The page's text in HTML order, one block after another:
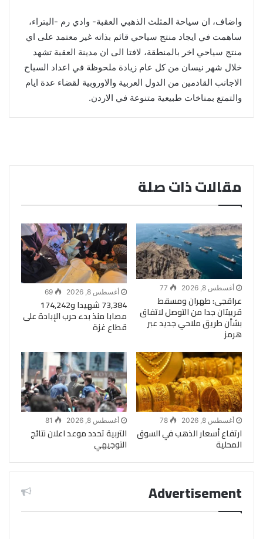
واضاف، ان سياحة المثلث الذهبي العقبة- وادي رم -البتراء،
ساهمت في ايجاد منتج سياحي قائم بذاته غير معتمد على اي
منتج سياحي اخر بالمنطقة، لافتا الى ان مدينة العقبة تشهد
خلال شهر نيسان من كل عام زيادة ملحوظة في اعداد السياح
الاجانب القادمين من الدول العربية والاوروبية لقضاء عدة ايام
والتمتع بمناخات طبيعية متنوعة في الاردن.
مقالات ذات صلة
أغسطس 8, 2026 77
عراقجى: طهران ومسقط
قريبتان جدا من التوصل لاتفاق
بشأن طريق ملاحي جديد عبر
هرمز
أغسطس 8, 2026 69
73,384 شهيدا و174,242
مصابا منذ بدء حرب الإبادة على
قطاع غزة
أغسطس 8, 2026 78
ارتفاع أسعار الذهب في السوق
المحلية
أغسطس 8, 2026 81
التربية تحدد موعد اعلان نتائج
التوجيهي
Advertisement